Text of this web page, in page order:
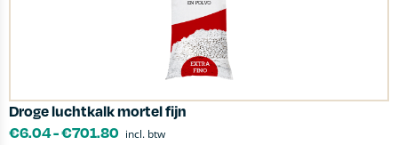
Droge luchtkalk mortel fijn
€6.04-€701.80 incl. btw